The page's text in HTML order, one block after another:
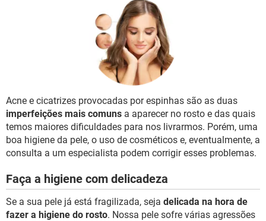
Acne e cicatrizes provocadas por espinhas são as duas
imperfeições mais comuns a aparecer no rosto e das quais
temos maiores dificuldades para nos livrarmos. Porém, uma
boa higiene da pele, o uso de cosméticos e, eventualmente, a
consulta a um especialista podem corrigir esses problemas.
Faça a higiene com delicadeza
Se a sua pele já está fragilizada, seja delicada na hora de
fazer a higiene do rosto. Nossa pele sofre várias agressões